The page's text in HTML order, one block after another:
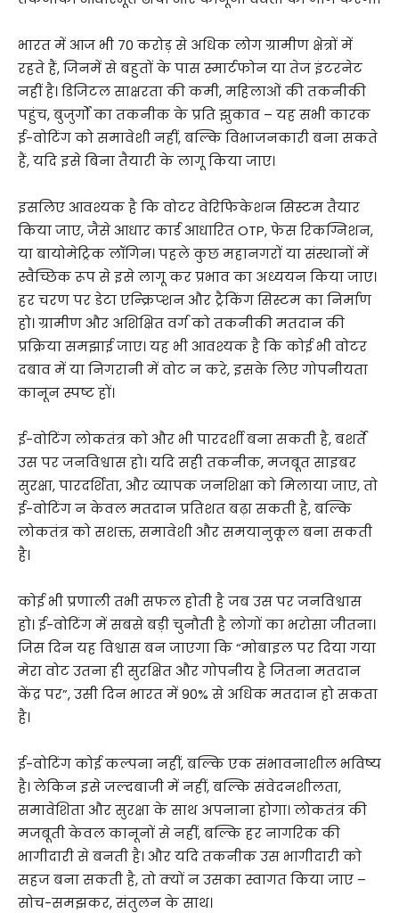
भारत में आज भी 70 करोड़ से अधिक लोग ग्रामीण क्षेत्रों में
रहते हैं, जिनमें से बहुतों के पास स्मार्टफोन या तेज इंटरनेट
नहीं है। डिजिटल साक्षरता की कमी, महिलाओं की तकनीकी
पहुंच, बुजुर्गों का तकनीक के प्रति झुकाव – यह सभी कारक
ई-वोटिंग को समावेशी नहीं, बल्कि विभाजनकारी बना सकते
हैं, यदि इसे बिना तैयारी के लागू किया जाए।
इसलिए आवश्यक है कि वोटर वेरिफिकेशन सिस्टम तैयार
किया जाए, जैसे आधार कार्ड आधारित OTP, फेस रिकग्निशन,
या बायोमेट्रिक लॉगिन। पहले कुछ महानगरों या संस्थानों में
स्वैच्छिक रूप से इसे लागू कर प्रभाव का अध्ययन किया जाए।
हर चरण पर डेटा एन्क्रिप्शन और ट्रैकिंग सिस्टम का निर्माण
हो। ग्रामीण और अशिक्षित वर्ग को तकनीकी मतदान की
प्रक्रिया समझाई जाए। यह भी आवश्यक है कि कोई भी वोटर
दबाव में या निगरानी में वोट न करे, इसके लिए गोपनीयता
कानून स्पष्ट हों।
ई-वोटिंग लोकतंत्र को और भी पारदर्शी बना सकती है, बशर्ते
उस पर जनविश्वास हो। यदि सही तकनीक, मजबूत साइबर
सुरक्षा, पारदर्शिता, और व्यापक जनशिक्षा को मिलाया जाए, तो
ई-वोटिंग न केवल मतदान प्रतिशत बढ़ा सकती है, बल्कि
लोकतंत्र को सशक्त, समावेशी और समयानुकूल बना सकती
है।
कोई भी प्रणाली तभी सफल होती है जब उस पर जनविश्वास
हो। ई-वोटिंग में सबसे बड़ी चुनौती है लोगों का भरोसा जीतना।
जिस दिन यह विश्वास बन जाएगा कि “मोबाइल पर दिया गया
मेरा वोट उतना ही सुरक्षित और गोपनीय है जितना मतदान
केंद्र पर”, उसी दिन भारत में 90% से अधिक मतदान हो सकता
है।
ई-वोटिंग कोई कल्पना नहीं, बल्कि एक संभावनाशील भविष्य
है। लेकिन इसे जल्दबाजी में नहीं, बल्कि संवेदनशीलता,
समावेशिता और सुरक्षा के साथ अपनाना होगा। लोकतंत्र की
मजबूती केवल कानूनों से नहीं, बल्कि हर नागरिक की
भागीदारी से बनती है। और यदि तकनीक उस भागीदारी को
सहज बना सकती है, तो क्यों न उसका स्वागत किया जाए –
सोच-समझकर, संतुलन के साथ।